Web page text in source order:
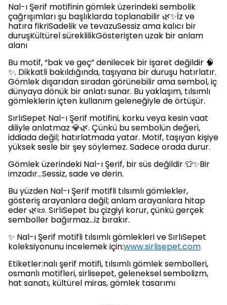
Nal-ı Şerif motifinin gömlek üzerindeki sembolik
çağrışımları şu başlıklarda toplanabilir 🌿✨İz ve
hatıra fikriSadelik ve tevazuSessiz ama kalıcı bir
duruşKültürel süreklilikGösterişten uzak bir anlam
alanı
Bu motif, “bak ve geç” denilecek bir işaret değildir 🧠
✨. Dikkatli bakıldığında, taşıyana bir duruşu hatırlatır.
Gömlek dışarıdan sıradan görünebilir ama sembol, iç
dünyaya dönük bir anlatı sunar. Bu yaklaşım, tılsımlı
gömleklerin içten kullanım geleneğiyle de örtüşür.
SırlıSepet Nal-ı Şerif motifini, korku veya kesin vaat
diliyle anlatmaz 💎🌿. Çünkü bu sembolün değeri,
iddiada değil; hatırlatmada yatar. Motif, taşıyan kişiye
yüksek sesle bir şey söylemez. Sadece orada durur.
Gömlek üzerindeki Nal-ı Şerif, bir süs değildir 👕✨Bir
imzadır…Sessiz, sade ve derin.
Bu yüzden Nal-ı Şerif motifli tılsımlı gömlekler,
gösteriş arayanlara değil; anlam arayanlara hitap
eder 🌿📜. SırlıSepet bu çizgiyi korur, çünkü gerçek
semboller bağırmaz…iz bırakır.
✨ Nal-ı Şerif motifli tılsımlı gömlekleri ve SırlıSepet
koleksiyonunu incelemek için:www.sirlisepet.com
Etiketler:nalı şerif motifi, tılsımlı gömlek sembolleri,
osmanlı motifleri, sirlisepet, geleneksel sembolizm,
hat sanatı, kültürel miras, gömlek tasarımı